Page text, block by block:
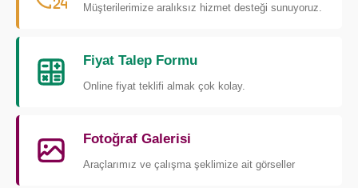
Müşterilerimize aralıksız hizmet desteği sunuyoruz.
Fiyat Talep Formu
Online fiyat teklifi almak çok kolay.
Fotoğraf Galerisi
Araçlarımız ve çalışma şeklimize ait görseller